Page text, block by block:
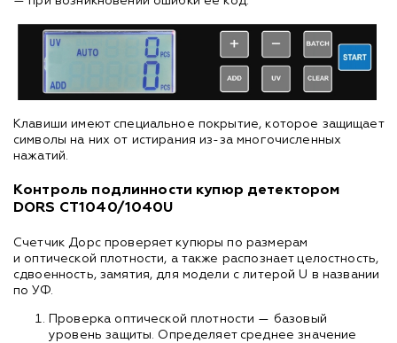
Клавиши имеют специальное покрытие, которое защищает
символы на них от истирания из-за многочисленных
нажатий.
Контроль подлинности купюр детектором
DORS CT1040/1040U
Счетчик Дорс проверяет купюры по размерам
и оптической плотности, а также распознает целостность,
сдвоенность, замятия, для модели с литерой U в названии
по УФ.
Проверка оптической плотности — базовый
уровень защиты. Определяет среднее значение